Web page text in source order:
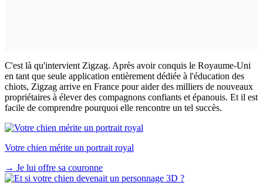
C'est là qu'intervient Zigzag. Après avoir conquis le Royaume-Uni
en tant que seule application entièrement dédiée à l'éducation des
chiots, Zigzag arrive en France pour aider des milliers de nouveaux
propriétaires à élever des compagnons confiants et épanouis. Et il est
facile de comprendre pourquoi elle rencontre un tel succès.
Votre chien mérite un portrait royal
→ Je lui offre sa couronne